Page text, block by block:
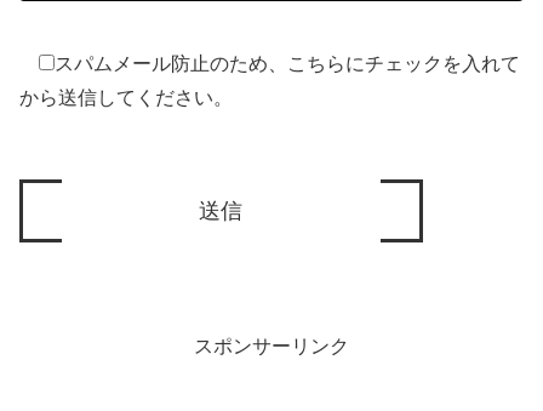
スパムメール防止のため、こちらにチェックを入れて
から送信してください。
スポンサーリンク